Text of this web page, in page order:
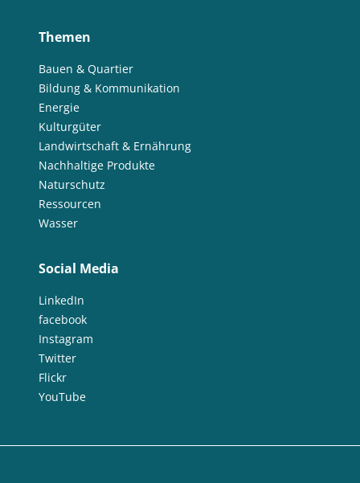
Themen
Bauen & Quartier
Bildung & Kommunikation
Energie
Kulturgüter
Landwirtschaft & Ernährung
Nachhaltige Produkte
Naturschutz
Ressourcen
Wasser
Social Media
LinkedIn
facebook
Instagram
Twitter
Flickr
YouTube